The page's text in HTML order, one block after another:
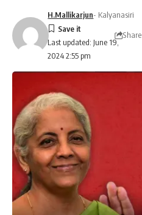
Last updated: June 19,
2024 2:55 pm
H.Mallikarjun- Kalyanasiri
Share